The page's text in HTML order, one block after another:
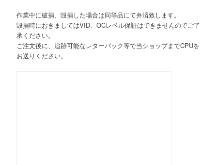
作業中に破損、毀損した場合は同等品にて弁済致します。
毀損時におきましてはVID、OCレベル保証はできませんのでご了
承ください。
ご注文後に、追跡可能なレターパック等で当ショップまでCPUを
お送りください。